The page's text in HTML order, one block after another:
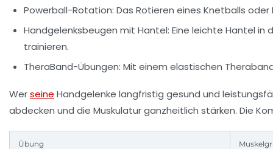
Powerball-Rotation: Das Rotieren eines Knetballs
Handgelenksbeugen mit Hantel: Eine leichte Hantel in
trainieren.
TheraBand-Übungen: Mit einem elastischen
Werseine Handgelenke langfristig gesund und
abdecken und die Muskulatur ganzheitlich stärken. Die
Übung